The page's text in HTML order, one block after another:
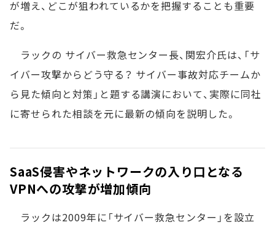
が増え、どこが狙われているかを把握することも重要
だ。
ラックの サイバー救急センター長、関宏介氏は、「サ
イバー攻撃からどう守る？ サイバー事故対応チームか
ら見た傾向と対策」と題する講演において、実際に同社
に寄せられた相談を元に最新の傾向を説明した。
SaaS侵害やネットワークの入り口となる
VPNへの攻撃が増加傾向
ラックは2009年に「サイバー救急センター」を設立